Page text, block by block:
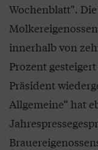
Wochenblatt".
innerhalb von
Prozent
Präsident
Allgemeine“ hat